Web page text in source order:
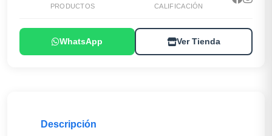
PRODUCTOS CALIFICACIÓN
WhatsApp Ver Tienda
Descripción